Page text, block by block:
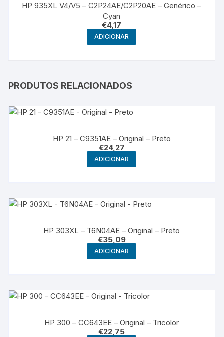
HP 935XL V4/V5 – C2P24AE/C2P20AE – Genérico –
Cyan
€4,17
ADICIONAR
PRODUTOS RELACIONADOS
HP 21 – C9351AE – Original – Preto
€24,27
ADICIONAR
HP 303XL – T6N04AE – Original – Preto
€35,09
ADICIONAR
HP 300 – CC643EE – Original – Tricolor
€22,75